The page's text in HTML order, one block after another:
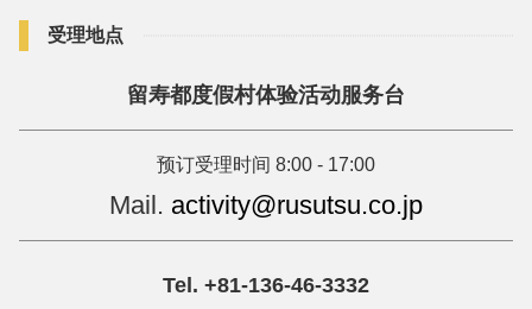
受理地点
留寿都度假村体验活动服务台
预订受理时间 8:00 - 17:00
Mail. activity@rusutsu.co.jp
Tel. +81-136-46-3332